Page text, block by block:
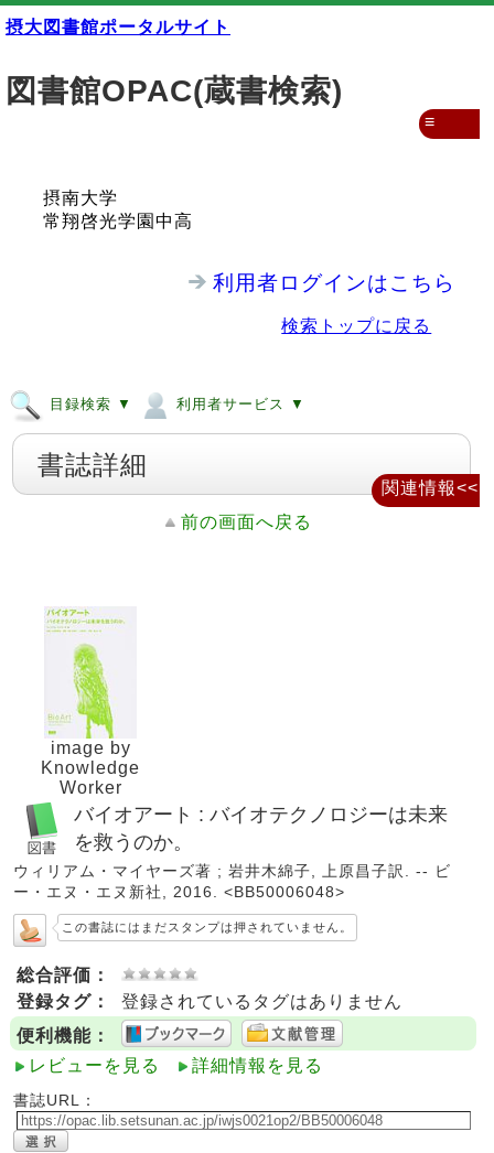
摂大図書館ポータルサイト
図書館OPAC(蔵書検索)
摂南大学
常翔啓光学園中高
利用者ログインはこちら
検索トップに戻る
目録検索 ▼ 利用者サービス ▼
≡
書誌詳細
前の画面へ戻る
image by
Knowledge
Worker
バイオアート : バイオテクノロジーは未来
を救うのか。
ウィリアム・マイヤーズ著 ; 岩井木綿子, 上原昌子訳. -- ビ
ー・エヌ・エヌ新社, 2016. <BB50006048>
この書誌にはまだスタンプは押されていません。
総合評価：
登録タグ：
登録されているタグはありません
便利機能：
レビューを見る
詳細情報を見る
書誌URL：
関連情報<<